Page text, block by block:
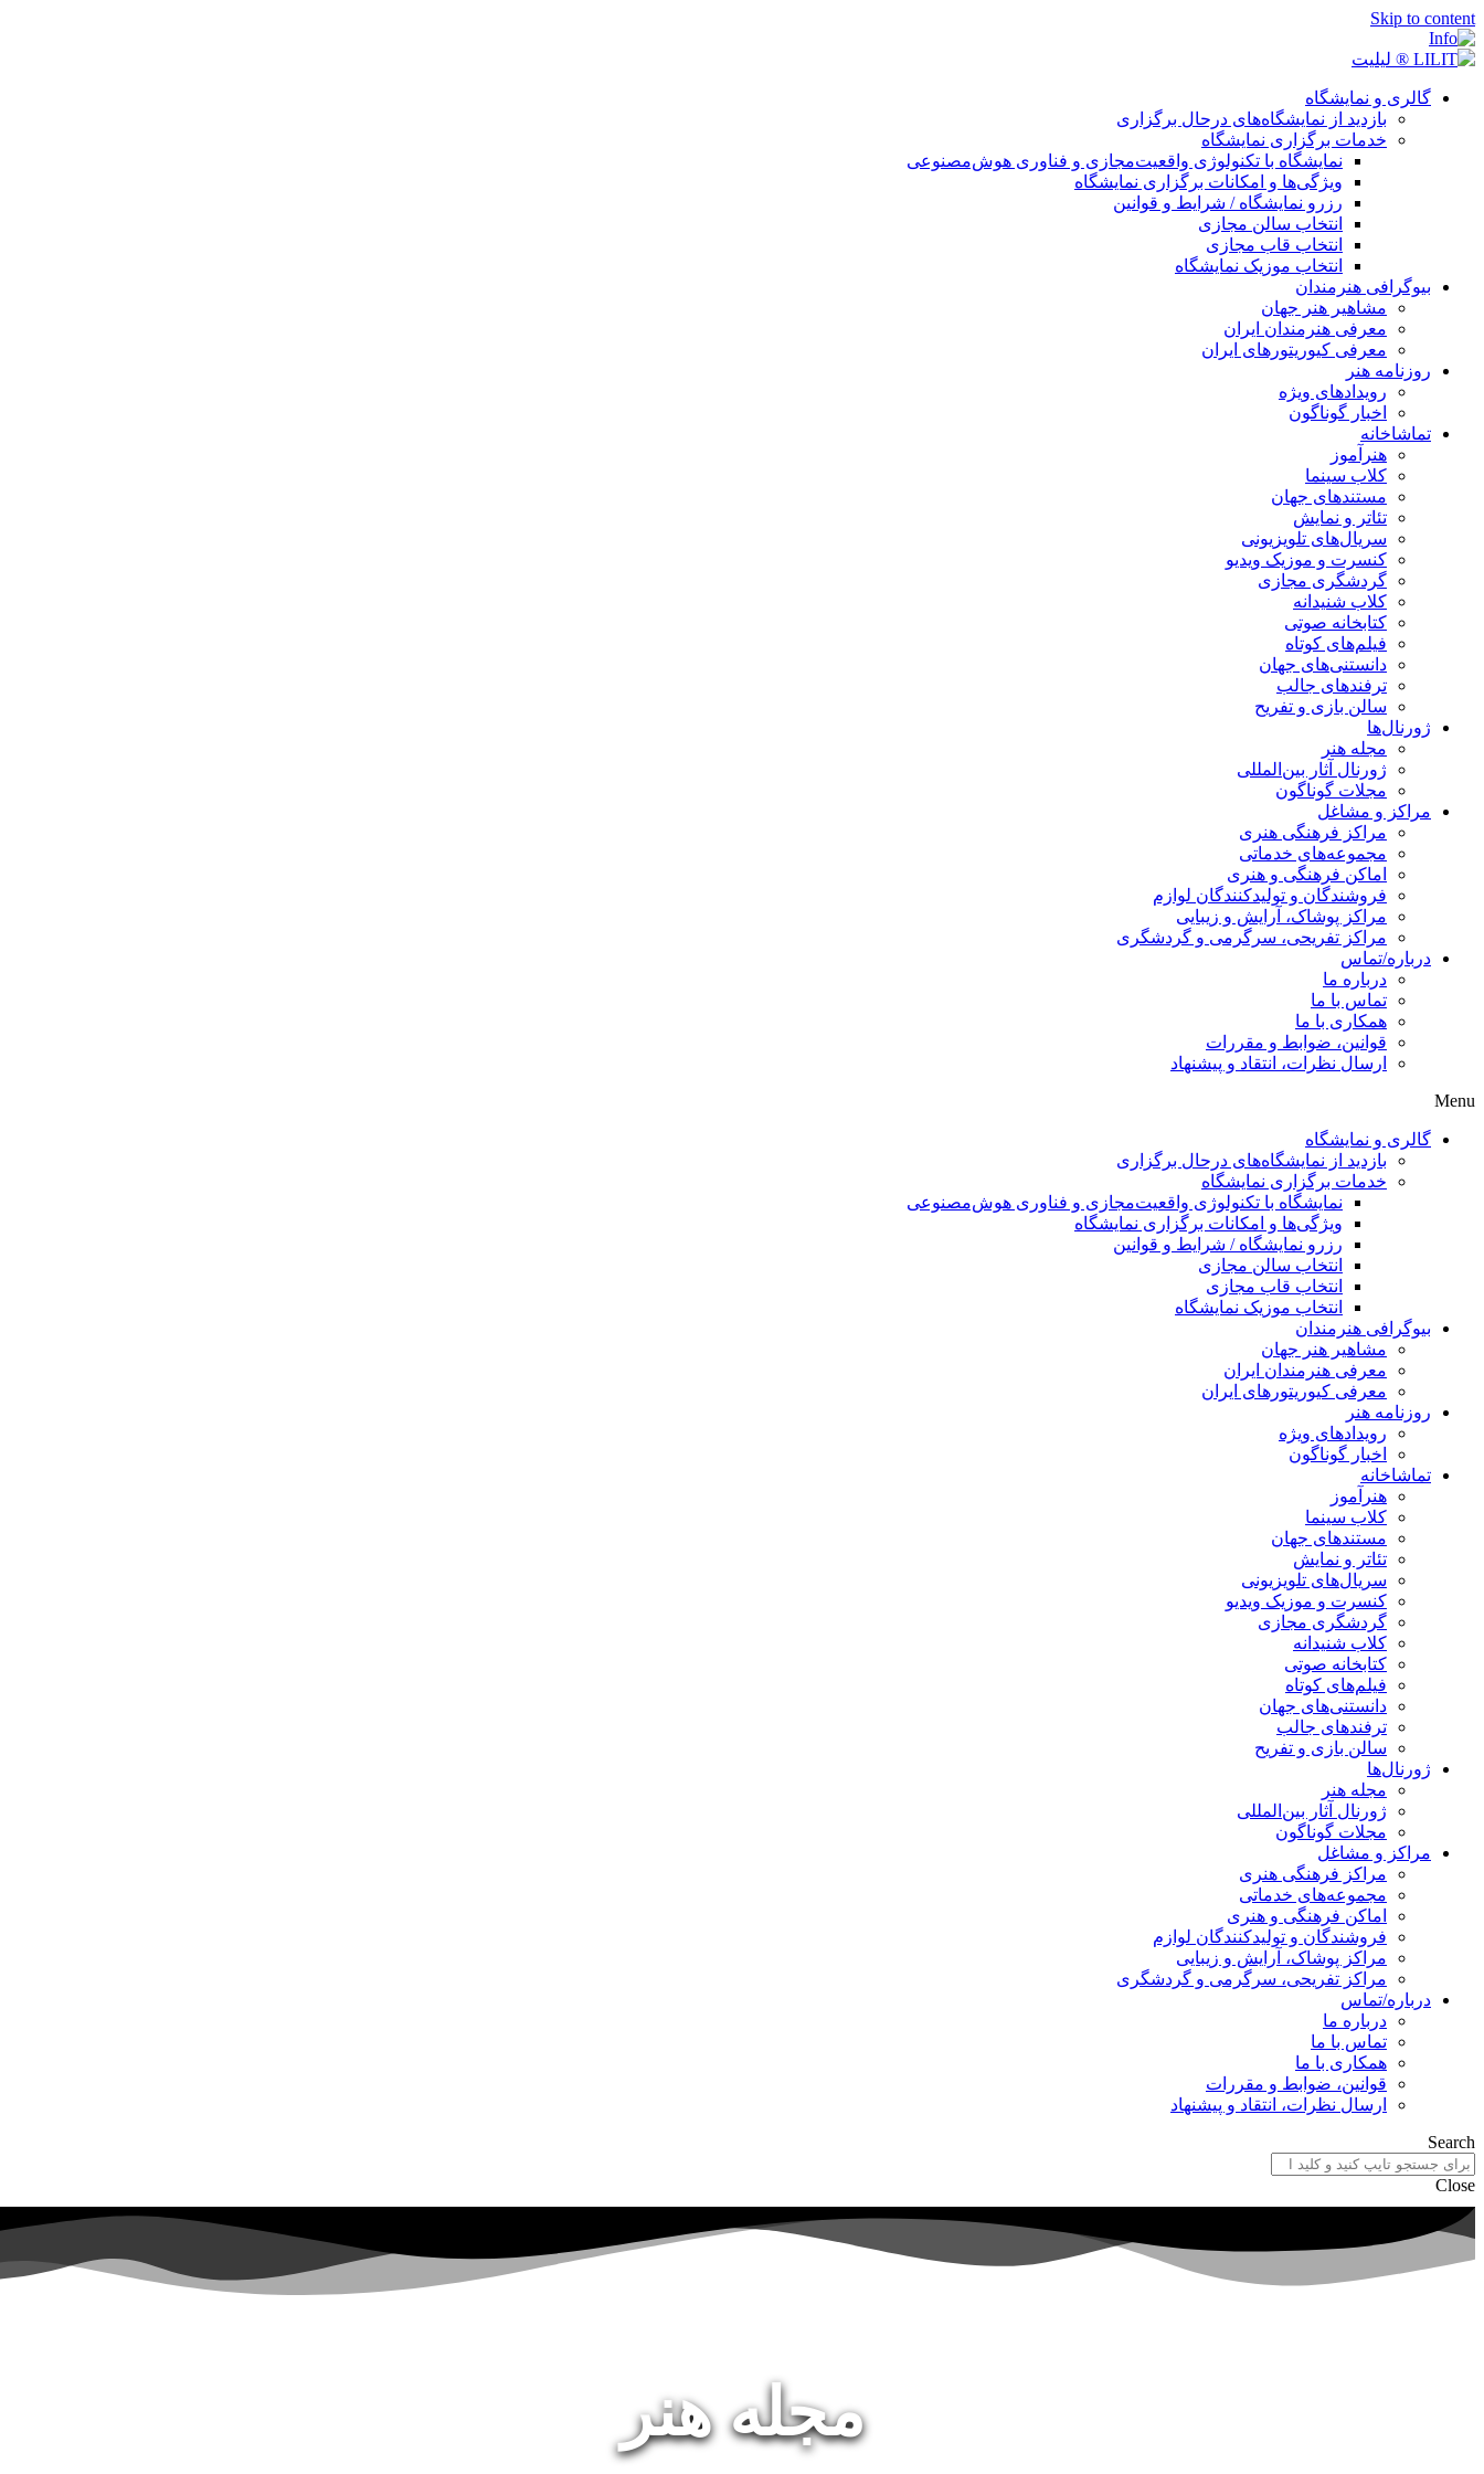
Skip to content
گالری و نمایشگاه
بازدید از نمایشگاه‌های درحال برگزاری
خدمات برگزاری نمایشگاه
نمایشگاه با تکنولوژی واقعیت‌مجازی و فناوری هوش‌مصنوعی
ویژگی‌ها و امکانات برگزاری نمایشگاه
رزرو نمایشگاه / شرایط و قوانین
انتخاب سالن مجازی
انتخاب قاب مجازی
انتخاب موزیک نمایشگاه
بیوگرافی هنرمندان
مشاهیر هنر جهان
معرفی هنرمندان ایران
معرفی کیوریتورهای ایران
روزنامه هنر
رویدادهای ویژه
اخبار گوناگون
تماشاخانه
هنرآموز
کلاب سینما
مستندهای جهان
تئاتر و نمایش
سریال‌های تلویزیونی
کنسرت و موزیک ویدیو
گردشگری مجازی
کلاب شنیدانه
کتابخانه صوتی
فیلم‌های کوتاه
دانستنی‌های جهان
ترفندهای جالب
سالن بازی و تفریح
ژورنال‌ها
مجله هنر
ژورنال آثار بین‌المللی
مجلات گوناگون
مراکز و مشاغل
مراکز فرهنگی هنری
مجموعه‌های خدماتی
اماکن فرهنگی و هنری
فروشندگان و تولیدکنندگان لوازم
مراکز پوشاک، آرایش و زیبایی
مراکز تفریحی، سرگرمی و گردشگری
درباره/تماس
درباره ما
تماس با ما
همکاری با ما
قوانین، ضوابط و مقررات
ارسال نظرات، انتقاد و پیشنهاد
Menu
گالری و نمایشگاه
بازدید از نمایشگاه‌های درحال برگزاری
خدمات برگزاری نمایشگاه
نمایشگاه با تکنولوژی واقعیت‌مجازی و فناوری هوش‌مصنوعی
ویژگی‌ها و امکانات برگزاری نمایشگاه
رزرو نمایشگاه / شرایط و قوانین
انتخاب سالن مجازی
انتخاب قاب مجازی
انتخاب موزیک نمایشگاه
بیوگرافی هنرمندان
مشاهیر هنر جهان
معرفی هنرمندان ایران
معرفی کیوریتورهای ایران
روزنامه هنر
رویدادهای ویژه
اخبار گوناگون
تماشاخانه
هنرآموز
کلاب سینما
مستندهای جهان
تئاتر و نمایش
سریال‌های تلویزیونی
کنسرت و موزیک ویدیو
گردشگری مجازی
کلاب شنیدانه
کتابخانه صوتی
فیلم‌های کوتاه
دانستنی‌های جهان
ترفندهای جالب
سالن بازی و تفریح
ژورنال‌ها
مجله هنر
ژورنال آثار بین‌المللی
مجلات گوناگون
مراکز و مشاغل
مراکز فرهنگی هنری
مجموعه‌های خدماتی
اماکن فرهنگی و هنری
فروشندگان و تولیدکنندگان لوازم
مراکز پوشاک، آرایش و زیبایی
مراکز تفریحی، سرگرمی و گردشگری
درباره/تماس
درباره ما
تماس با ما
همکاری با ما
قوانین، ضوابط و مقررات
ارسال نظرات، انتقاد و پیشنهاد
Search
Close
مجله هنر